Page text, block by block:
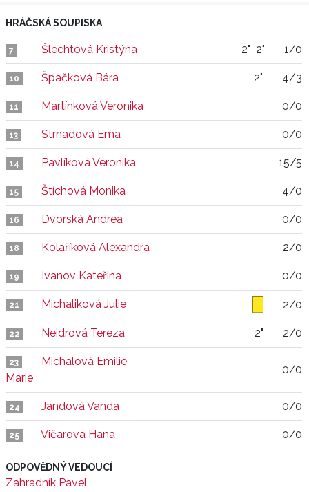
HRÁČSKÁ SOUPISKA
7 Šlechtová Kristýna 2" 2" 1/0
10 Špačková Bára 2" 4/3
11 Martínková Veronika 0/0
13 Strnadová Ema 0/0
14 Pavlíková Veronika 15/5
15 Štíchová Monika 4/0
16 Dvorská Andrea 0/0
18 Kolaříková Alexandra 2/0
19 Ivanov Kateřina 0/0
21 Michaliková Julie 2/0
22 Neidrová Tereza 2" 2/0
23
Michalová Emilie
Marie
0/0
24 Jandová Vanda 0/0
25 Vičarová Hana 0/0
ODPOVĚDNÝ VEDOUCÍ
Zahradník Pavel